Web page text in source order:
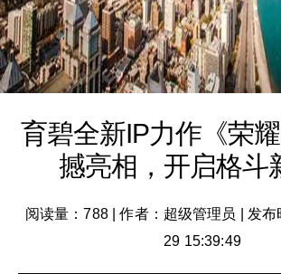
育碧全新IP力作《荣
撼亮相，开启格斗
阅读量：788|作者：超级管理员
发布
29 15:39:49